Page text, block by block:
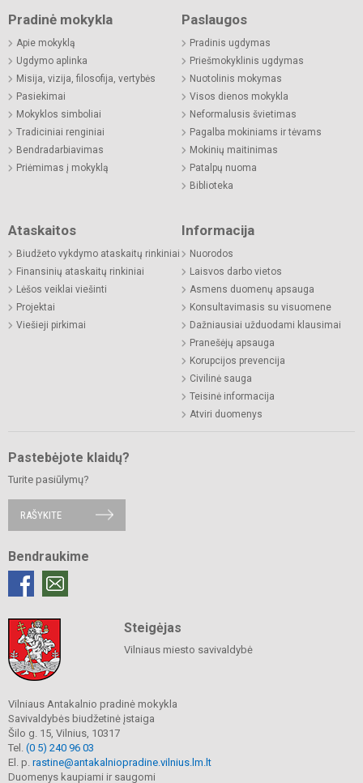
Pradinė mokykla
Apie mokyklą
Ugdymo aplinka
Misija, vizija, filosofija, vertybės
Pasiekimai
Mokyklos simboliai
Tradiciniai renginiai
Bendradarbiavimas
Priėmimas į mokyklą
Paslaugos
Pradinis ugdymas
Priešmokyklinis ugdymas
Nuotolinis mokymas
Visos dienos mokykla
Neformalusis švietimas
Pagalba mokiniams ir tėvams
Mokinių maitinimas
Patalpų nuoma
Biblioteka
Ataskaitos
Biudžeto vykdymo ataskaitų rinkiniai
Finansinių ataskaitų rinkiniai
Lėšos veiklai viešinti
Projektai
Viešieji pirkimai
Informacija
Nuorodos
Laisvos darbo vietos
Asmens duomenų apsauga
Konsultavimasis su visuomene
Dažniausiai užduodami klausimai
Pranešėjų apsauga
Korupcijos prevencija
Civilinė sauga
Teisinė informacija
Atviri duomenys
Pastebėjote klaidų?
Turite pasiūlymų?
RAŠYKITE
Bendraukime
Steigėjas
Vilniaus miesto savivaldybė
Vilniaus Antakalnio pradinė mokykla
Savivaldybės biudžetinė įstaiga
Šilo g. 15, Vilnius, 10317
Tel. (0 5) 240 96 03
El. p. rastine@antakalniopradine.vilnius.lm.lt
Duomenys kaupiami ir saugomi